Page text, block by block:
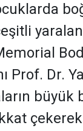
Prof. Dr.
büyük